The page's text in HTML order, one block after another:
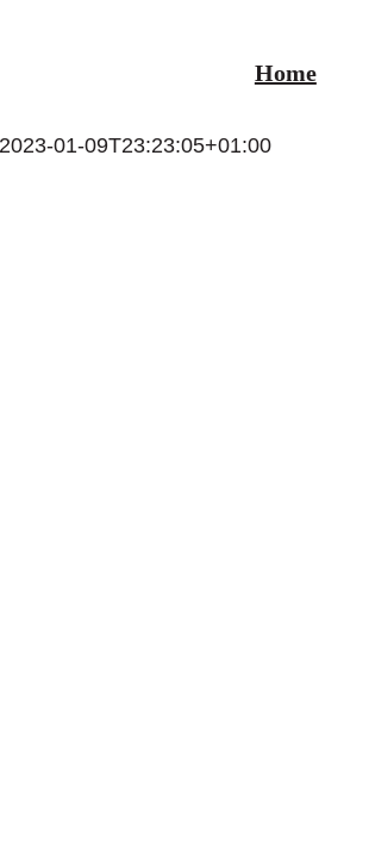
Home
2023-01-09T23:23:05+01:00